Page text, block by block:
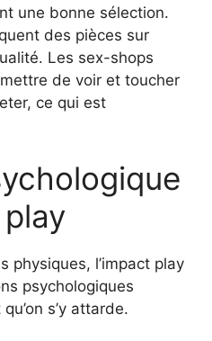
une bonne sélection.
des pièces sur
Les sex-shops
de voir et toucher
ce qui est
physiques, l’impact play
psychologiques
s’y attarde.